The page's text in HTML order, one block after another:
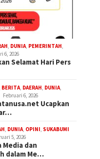
DUNIA PEMERINTAH
6, 2026
Selamat Hari Pers
BERITA DAERAH DUNIA
Februari 6, 2026
Ucapkan
DUNIA OPINI SUKABUMI
5, 2026
Media dan
dalam Me…